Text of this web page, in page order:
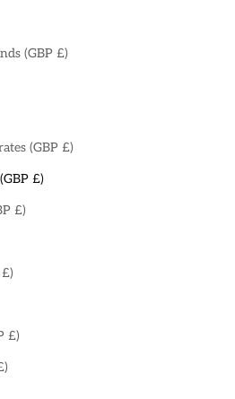
(GBP £)
(GBP £)
£)
£)
£)